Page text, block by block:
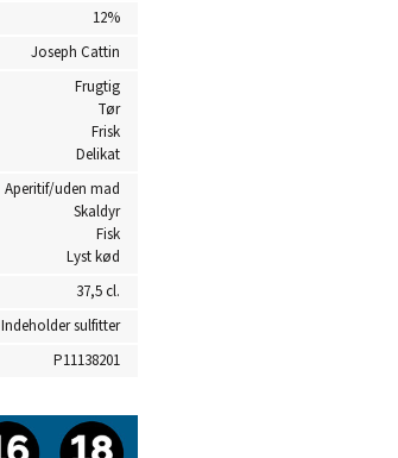
12%
Joseph Cattin
Frugtig
Tør
Frisk
Delikat
Aperitif/uden mad
Skaldyr
Fisk
Lyst kød
37,5 cl.
Indeholder sulfitter
P11138201